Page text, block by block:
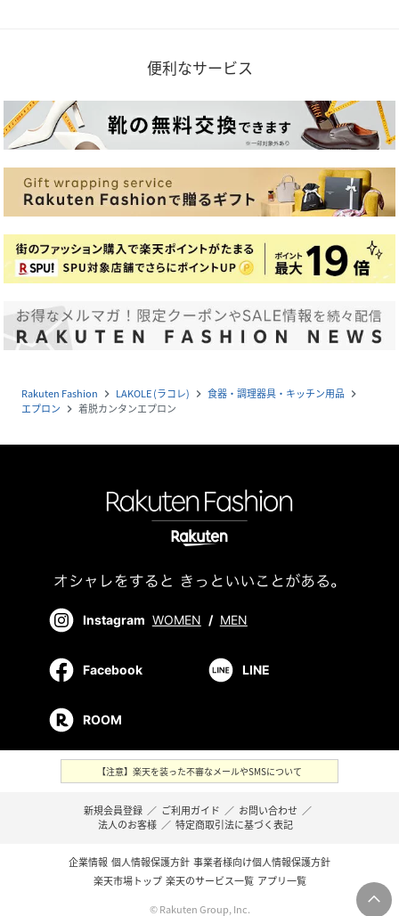
便利なサービス
Rakuten Fashion navigate_next LAKOLE (ラコレ) navigate_next 食器・調理器具・キッチン用品 navigate_next
エプロン navigate_next 着脱カンタンエプロン
Instagram WOMEN / MEN
Facebook LINE
ROOM
【注意】楽天を装った不審なメールやSMSについて
新規会員登録 ／ ご利用ガイド ／ お問い合わせ ／
法人のお客様 ／ 特定商取引法に基づく表記
企業情報 個人情報保護方針 事業者様向け個人情報保護方針
楽天市場トップ 楽天のサービス一覧 アプリ一覧
© Rakuten Group, Inc.